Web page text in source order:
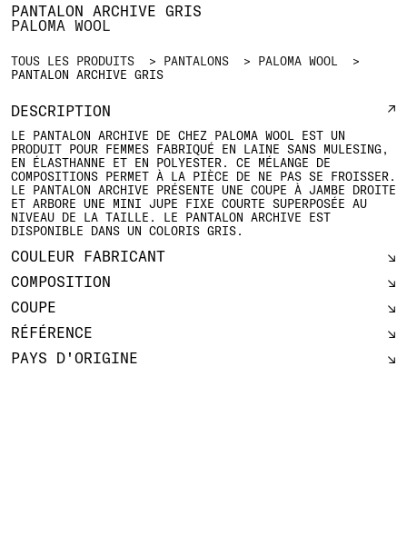
TOUS LES PRODUITS PANTALONS
PALOMA WOOL
PANTALON ARCHIVE GRIS
PANTALON ARCHIVE GRIS
PALOMA WOOL
DESCRIPTION
LE PANTALON ARCHIVE DE CHEZ PALOMA WOOL EST UN
PRODUIT POUR FEMMES FABRIQUÉ EN LAINE SANS MULESING,
EN ÉLASTHANNE ET EN POLYESTER. CE MÉLANGE DE
COMPOSITIONS PERMET À LA PIÈCE DE NE PAS SE FROISSER.
LE PANTALON ARCHIVE PRÉSENTE UNE COUPE À JAMBE DROITE
ET ARBORE UNE MINI JUPE FIXE COURTE SUPERPOSÉE AU
NIVEAU DE LA TAILLE. LE PANTALON ARCHIVE EST
DISPONIBLE DANS UN COLORIS GRIS.
COULEUR FABRICANT
COMPOSITION
COUPE
RÉFÉRENCE
PAYS D'ORIGINE